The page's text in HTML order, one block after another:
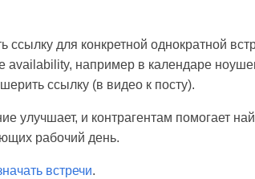
ссылку для конкретной однократной
availability, например в календаре
ссылку (в видео к посту).
улучшает, и контрагентам помогает
рабочий день.
встречи.